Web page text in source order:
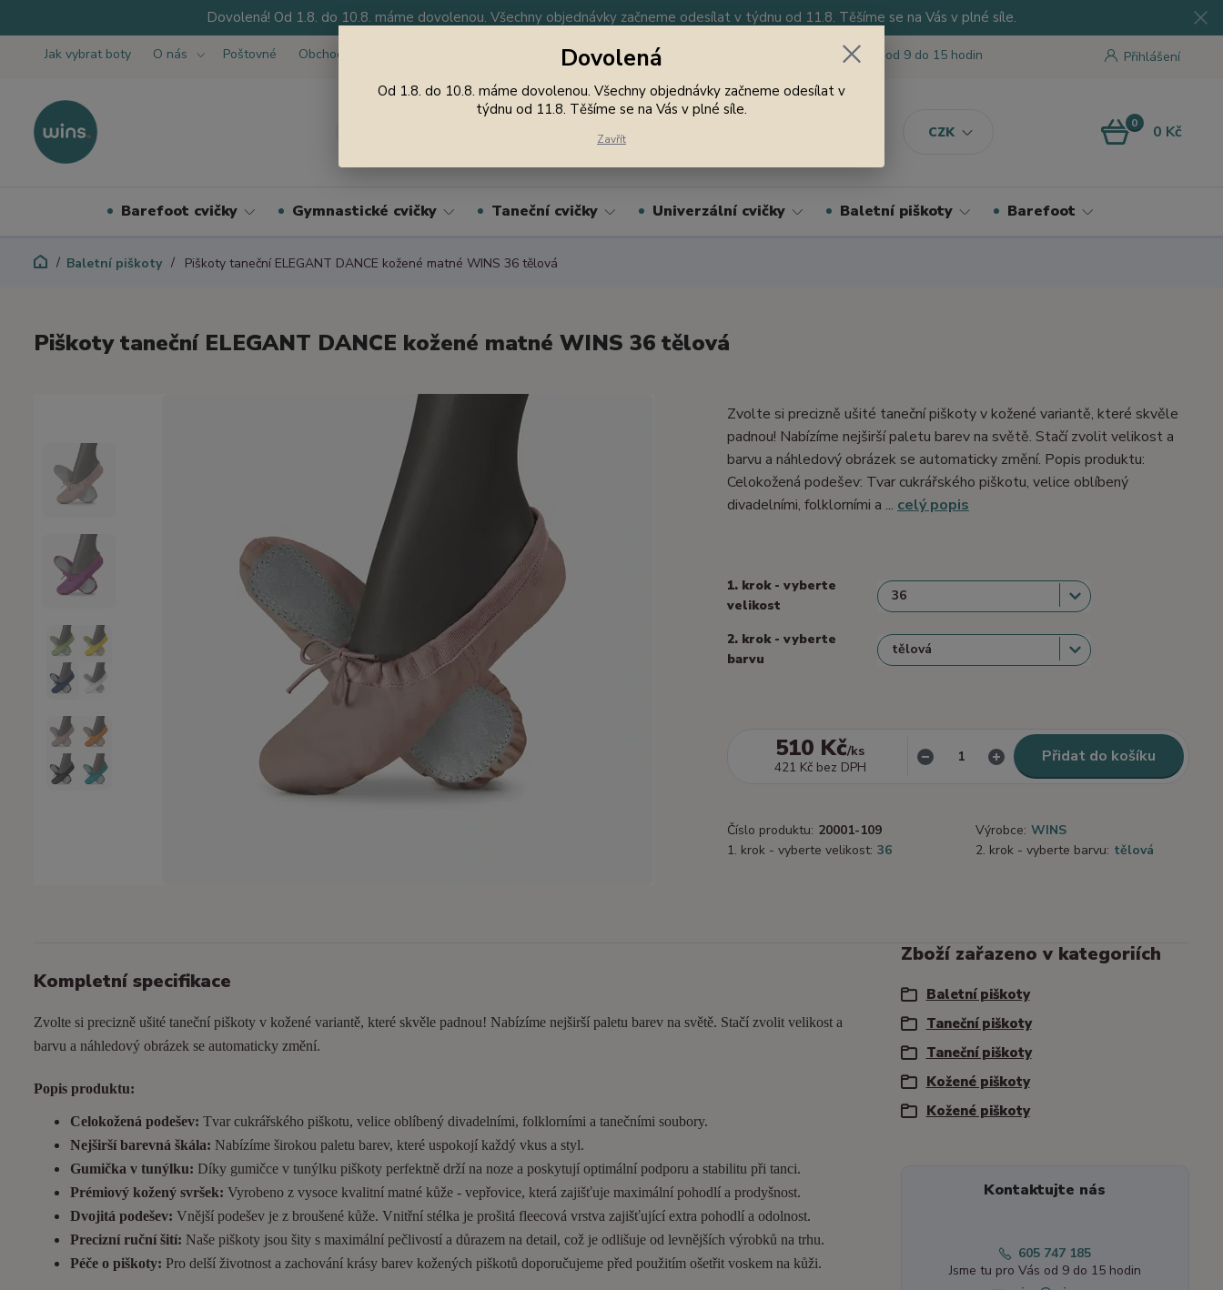
Dovolená! Od 1.8. do 10.8. máme dovolenou. Všechny objednávky začneme odesílat v týdnu od 11.8. Těšíme se na Vás v plné síle.
Jak vybrat boty O nás Poštovné Obchodní podmínky
CZK
Přihlášení
Nevíte si rady? Zavolejte. Jsme tu pro Vás od 9 do 15 hodin
0 0 Kč
Barefoot cvičky Gymnastické cvičky Taneční cvičky Univerzální cvičky Baletní piškoty Barefoot
Baletní piškoty Piškoty taneční ELEGANT DANCE kožené matné WINS 36 tělová
Piškoty taneční ELEGANT DANCE kožené matné WINS 36 tělová
Zvolte si precizně ušité taneční piškoty v kožené variantě, které skvěle
padnou! Nabízíme nejširší paletu barev na světě. Stačí zvolit velikost a
barvu a náhledový obrázek se automaticky změní. Popis produktu:
Celokožená podešev: Tvar cukrářského piškotu, velice oblíbený
divadelními, folklorními a ... celý popis
1. krok - vyberte
velikost
2. krok - vyberte
barvu
510 Kč/ks
421 Kč bez DPH
Přidat do košíku
Číslo produktu: 20001-109 Výrobce: WINS
1. krok - vyberte velikost: 36 2. krok - vyberte barvu: tělová
Kompletní specifikace
Zvolte si precizně ušité taneční piškoty v kožené variantě, které skvěle padnou! Nabízíme nejširší paletu barev na světě. Stačí zvolit velikost a
barvu a náhledový obrázek se automaticky změní.
Popis produktu:
Celokožená podešev: Tvar cukrářského piškotu, velice oblíbený divadelními, folklorními a tanečními soubory.
Nejširší barevná škála: Nabízíme širokou paletu barev, které uspokojí každý vkus a styl.
Gumička v tunýlku: Díky gumičce v tunýlku piškoty perfektně drží na noze a poskytují optimální podporu a stabilitu při tanci.
Prémiový kožený svršek: Vyrobeno z vysoce kvalitní matné kůže - vepřovice, která zajišťuje maximální pohodlí a prodyšnost.
Dvojitá podešev: Vnější podešev je z broušené kůže. Vnitřní stélka je prošitá fleecová vrstva zajišťující extra pohodlí a odolnost.
Precizní ruční šití: Naše piškoty jsou šity s maximální pečlivostí a důrazem na detail, což je odlišuje od levnějších výrobků na trhu.
Péče o piškoty: Pro delší životnost a zachování krásy barev kožených piškotů doporučujeme před použitím ošetřit voskem na kůži.
Zboží zařazeno v kategoriích
Baletní piškoty
Taneční piškoty
Taneční piškoty
Kožené piškoty
Kožené piškoty
Kontaktujte nás
605 747 185
Jsme tu pro Vás od 9 do 15 hodin
Dovolená
Od 1.8. do 10.8. máme dovolenou. Všechny objednávky začneme odesílat v
týdnu od 11.8. Těšíme se na Vás v plné síle.
Zavřít